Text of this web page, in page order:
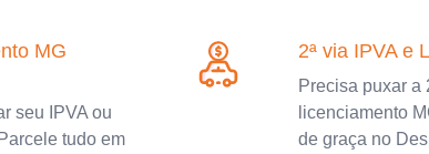
MG
seu IPVA ou
tudo em
2ª via IPVA e
Precisa puxar a
licenciamento
de graça no